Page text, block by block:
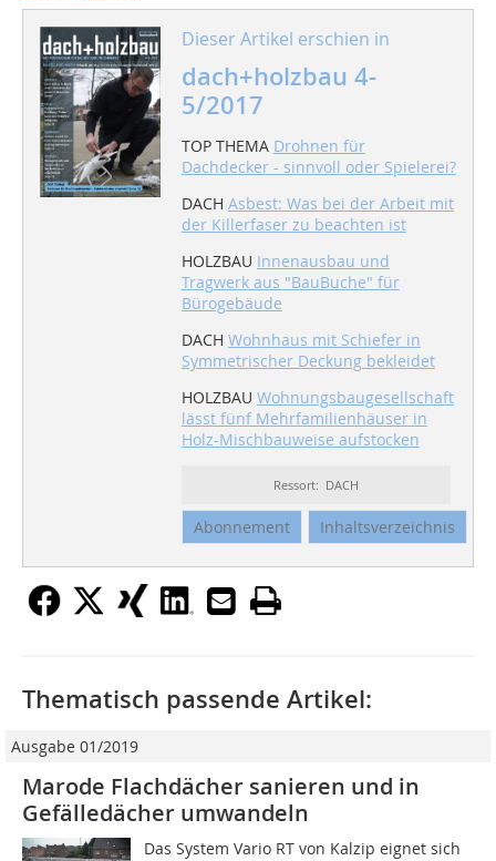
Dieser Artikel erschien in
dach+holzbau 4-
5/2017
TOP THEMA Drohnen für
Dachdecker - sinnvoll oder Spielerei?
DACH Asbest: Was bei der Arbeit mit
der Killerfaser zu beachten ist
HOLZBAU Innenausbau und
Tragwerk aus "BauBuche" für
Bürogebäude
DACH Wohnhaus mit Schiefer in
Symmetrischer Deckung bekleidet
HOLZBAU Wohnungsbaugesellschaft
lässt fünf Mehrfamilienhäuser in
Holz-Mischbauweise aufstocken
Ressort: DACH
Abonnement Inhaltsverzeichnis
Thematisch passende Artikel:
Ausgabe 01/2019
Marode Flachdächer sanieren und in
Gefälledächer umwandeln
Das System Vario RT von Kalzip eignet sich